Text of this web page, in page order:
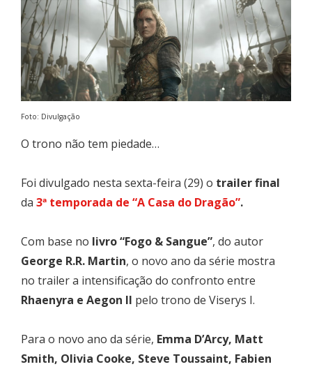
Foto: Divulgação
O trono não tem piedade…
Foi divulgado nesta sexta-feira (29) o trailer final
da 3ª temporada de “A Casa do Dragão”.
Com base no livro “Fogo & Sangue”, do autor
George R.R. Martin, o novo ano da série mostra
no trailer a intensificação do confronto entre
Rhaenyra e Aegon II pelo trono de Viserys I.
Para o novo ano da série, Emma D’Arcy, Matt
Smith, Olivia Cooke, Steve Toussaint, Fabien